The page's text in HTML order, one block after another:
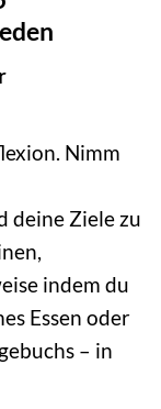
Nimm
deine Ziele zu
indem du
Essen oder
– in